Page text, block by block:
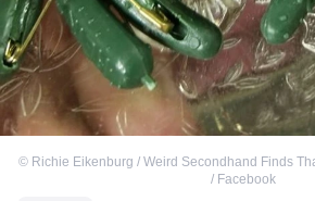
© Richie Eikenburg / Weird Secondhand Finds
/ Facebook